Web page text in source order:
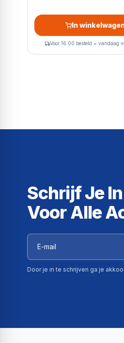
In
Voor 16:00 besteld = vandaag
Schrijf Je
Voor Alle
Door je in te schrijven ga je